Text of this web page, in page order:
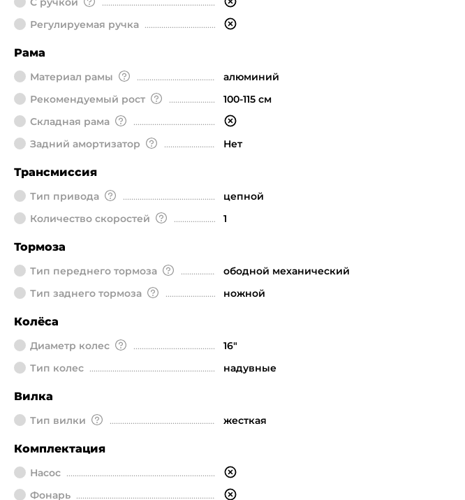
Регулируемая ручка
Рама
Материал рамы
алюминий
Рекомендуемый рост
100-115 см
Складная рама
Задний амортизатор
Нет
Трансмиссия
Тип привода
цепной
Количество скоростей
1
Тормоза
Тип переднего тормоза
ободной механический
Тип заднего тормоза
ножной
Колёса
Диаметр колeс
16"
Тип колес
надувные
Вилка
Тип вилки жесткая
Комплектация
Насос
Фонарь